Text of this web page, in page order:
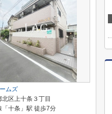
ムズ
北区上十条３丁目
「十条」駅 徒歩7分